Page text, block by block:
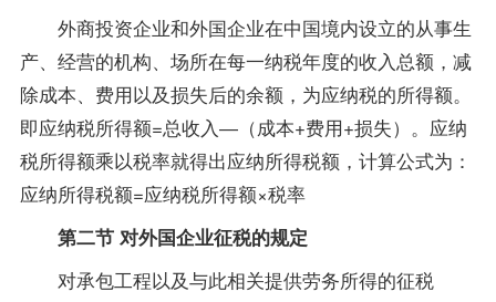
外商投资企业和外国企业在中国境内设立的从事生
产、经营的机构、场所在每一纳税年度的收入总额，减
除成本、费用以及损失后的余额，为应纳税的所得额。
即应纳税所得额=总收入―（成本+费用+损失）。应纳
税所得额乘以税率就得出应纳所得税额，计算公式为：
应纳所得税额=应纳税所得额×税率
第二节 对外国企业征税的规定
对承包工程以及与此相关提供劳务所得的征税